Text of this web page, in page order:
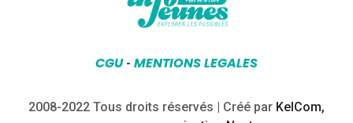
CGU- MENTIONS LEGALES
2008-2022 Tous droits réservés | Créé par KelCom,